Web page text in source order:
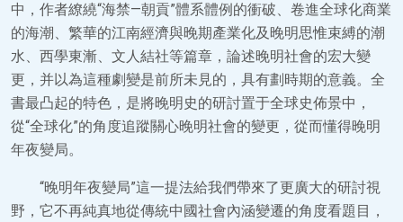
中，作者繚繞“海禁—朝貢”體系體例的衝破、卷進全球化商業
的海潮、繁華的江南經濟與晚期產業化及晚明思惟束縛的潮
水、西學東漸、文人結社等篇章，論述晚明社會的宏大變
更，并以為這種劇變是前所未見的，具有劃時期的意義。全
書最凸起的特色，是將晚明史的研討置于全球史佈景中，
從“全球化”的角度追蹤關心晚明社會的變更，從而懂得晚明
年夜變局。
“晚明年夜變局”這一提法給我們帶來了更廣大的研討視
野，它不再純真地從傳統中國社會內涵變遷的角度看題目，